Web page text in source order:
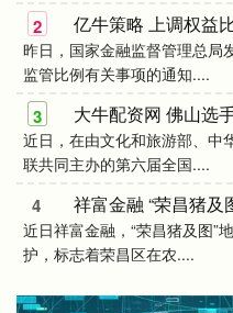
2
昨日，国家金融监督管理总局
监管比例有关事项的通知....
3
近日，在由文化和旅游部、中
联共同主办的第六届全国....
4
近日祥富金融，“荣昌猪及图”
护，标志着荣昌区在农....